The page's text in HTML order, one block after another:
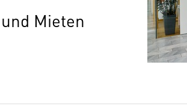
Mieten